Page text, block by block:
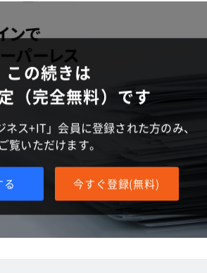
この続きは
（完全無料）です
ス+IT」会員に登録された方のみ、
ご覧いただけます。
る 今すぐ登録(無料)